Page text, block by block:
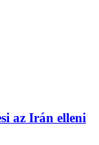
az Irán elleni